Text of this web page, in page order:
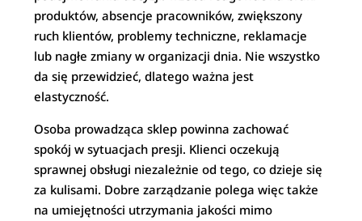
produktów, absencje pracowników, zwiększony
ruch klientów, problemy techniczne, reklamacje
lub nagłe zmiany w organizacji dnia. Nie wszystko
da się przewidzieć, dlatego ważna jest
elastyczność.
Osoba prowadząca sklep powinna zachować
spokój w sytuacjach presji. Klienci oczekują
sprawnej obsługi niezależnie od tego, co dzieje się
za kulisami. Dobre zarządzanie polega więc także
na umiejętności utrzymania jakości mimo